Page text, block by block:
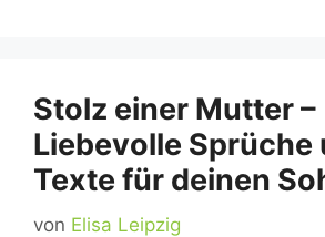
Stolz einer Mutter –
Liebevolle Sprüche
Texte für deinen
von Elisa Leipzig